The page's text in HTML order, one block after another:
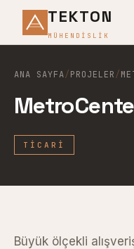
TEKTON
MÜHENDISLIK
ANA SAYFA/PROJELER/
TICARI
Büyük ölçekli